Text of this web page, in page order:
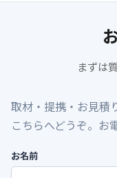
まずは
取材・提携・お見積
こちらへどうぞ。お
お名前